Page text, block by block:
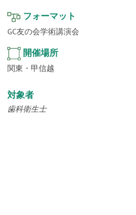
フォーマット
GC友の会学術講演会
開催場所
関東・甲信越
対象者
歯科衛生士